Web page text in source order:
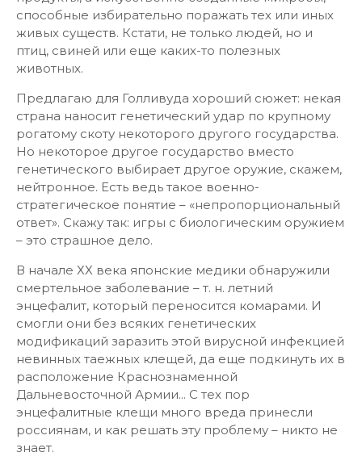
способные избирательно поражать тех или иных
живых существ. Кстати, не только людей, но и
птиц, свиней или еще каких-то полезных
животных.
Предлагаю для Голливуда хороший сюжет: некая
страна наносит генетический удар по крупному
рогатому скоту некоторого другого государства.
Но некоторое другое государство вместо
генетического выбирает другое оружие, скажем,
нейтронное. Есть ведь такое военно-
стратегическое понятие – «непропорциональный
ответ». Скажу так: игры с биологическим оружием
– это страшное дело.
В начале ХХ века японские медики обнаружили
смертельное заболевание – т. н. летний
энцефалит, который переносится комарами. И
смогли они без всяких генетических
модификаций заразить этой вирусной инфекцией
невинных таежных клещей, да еще подкинуть их в
расположение Краснознаменной
Дальневосточной Армии... С тех пор
энцефалитные клещи много вреда принесли
россиянам, и как решать эту проблему – никто не
знает.